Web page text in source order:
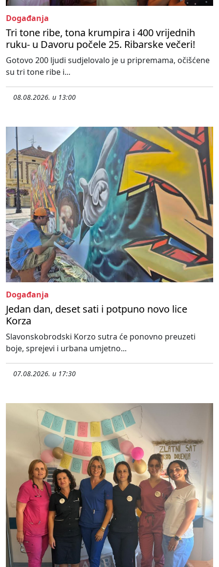
Događanja
Tri tone ribe, tona krumpira i 400 vrijednih
ruku- u Davoru počele 25. Ribarske večeri!
Gotovo 200 ljudi sudjelovalo je u pripremama, očišćene
su tri tone ribe i...
08.08.2026. u 13:00
Događanja
Jedan dan, deset sati i potpuno novo lice
Korza
Slavonskobrodski Korzo sutra će ponovno preuzeti
boje, sprejevi i urbana umjetno...
07.08.2026. u 17:30